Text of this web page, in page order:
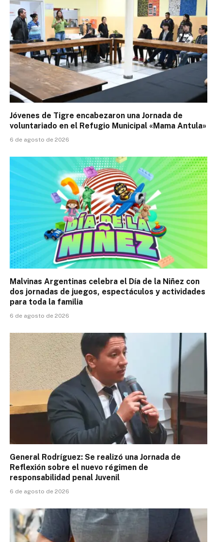
Jóvenes de Tigre encabezaron una Jornada de
voluntariado en el Refugio Municipal «Mama Antula»
6 de agosto de 2026
Malvinas Argentinas celebra el Día de la Niñez con
dos jornadas de juegos, espectáculos y actividades
para toda la familia
6 de agosto de 2026
General Rodríguez: Se realizó una Jornada de
Reflexión sobre el nuevo régimen de
responsabilidad penal Juvenil
6 de agosto de 2026